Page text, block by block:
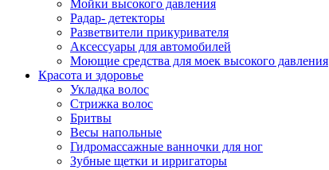
Мойки высокого давления
Радар- детекторы
Разветвители прикуривателя
Аксессуары для автомобилей
Моющие средства для моек высокого давления
Красота и здоровье
Укладка волос
Стрижка волос
Бритвы
Весы напольные
Гидромассажные ванночки для ног
Зубные щетки и ирригаторы